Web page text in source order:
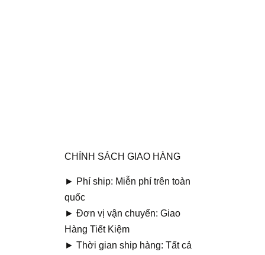
CHÍNH SÁCH GIAO HÀNG
► Phí ship: Miễn phí trên toàn
quốc
► Đơn vị vận chuyển: Giao
Hàng Tiết Kiệm
► Thời gian ship hàng: Tất cả